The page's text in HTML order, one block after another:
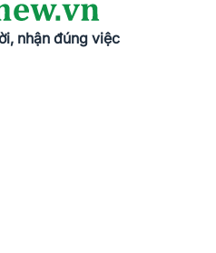
nhận đúng việc